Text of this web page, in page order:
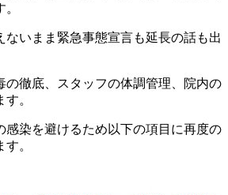
ないまま緊急事態宣言も延長の話も出
の徹底、スタッフの体調管理、院内の
。
感染を避けるため以下の項目に再度の
。